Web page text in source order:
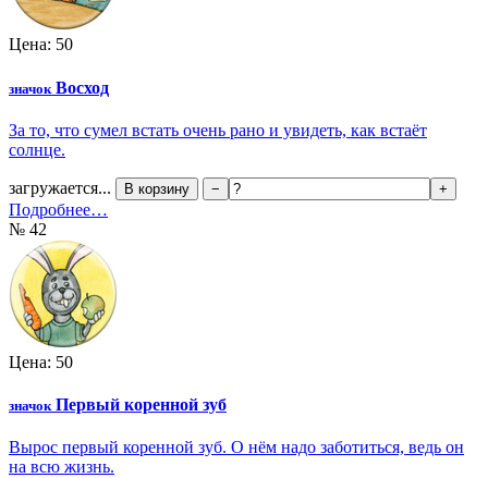
Цена: 50
значок Восход
За то, что сумел встать очень рано и увидеть, как встаёт
солнце.
загружается... В корзину − +
Подробнее…
№ 42
Цена: 50
значок Первый коренной зуб
Вырос первый коренной зуб. О нём надо заботиться, ведь он
на всю жизнь.